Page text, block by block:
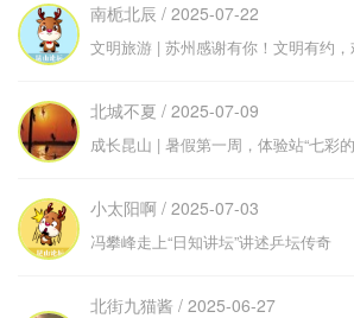
南栀北辰 / 2025-07-22
文明旅游 | 苏州感谢有你！文明有约
北城不夏 / 2025-07-09
成长昆山 | 暑假第一周，体验站“七彩
小太阳啊 / 2025-07-03
冯攀峰走上“日知讲坛”讲述乒坛传奇
北街九猫酱 / 2025-06-27